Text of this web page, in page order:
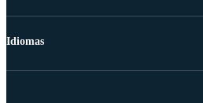
Idiomas